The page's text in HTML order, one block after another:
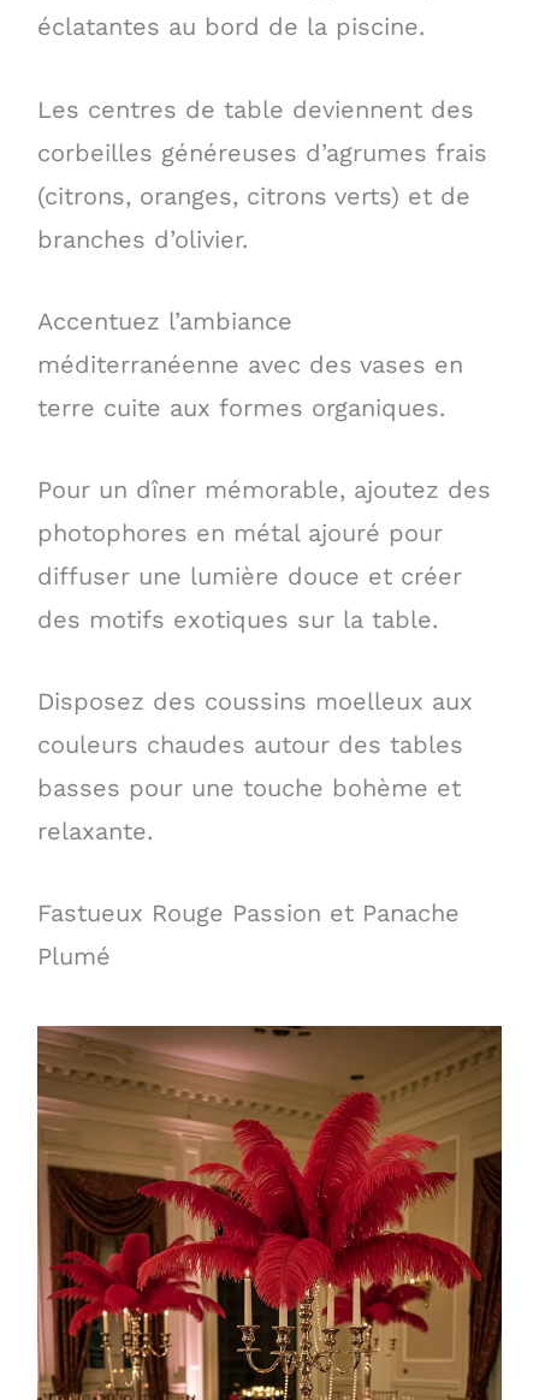
éclatantes au bord de la piscine.
Les centres de table deviennent des
corbeilles généreuses d’agrumes frais
(citrons, oranges, citrons verts) et de
branches d’olivier.
Accentuez l’ambiance
méditerranéenne avec des vases en
terre cuite aux formes organiques.
Pour un dîner mémorable, ajoutez des
photophores en métal ajouré pour
diffuser une lumière douce et créer
des motifs exotiques sur la table.
Disposez des coussins moelleux aux
couleurs chaudes autour des tables
basses pour une touche bohème et
relaxante.
Fastueux Rouge Passion et Panache
Plumé